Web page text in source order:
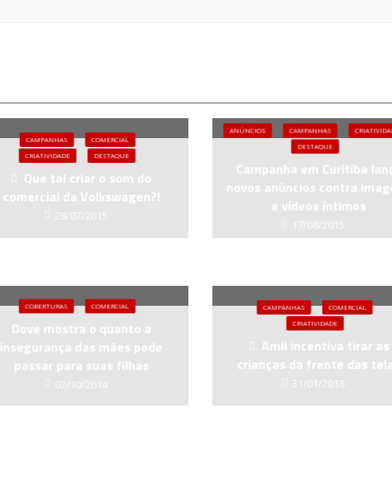
CAMPANHAS
COMERCIAL
CRIATIVIDADE
DESTAQUE
Que tal criar o som do
comercial da Volkswagen?!
28/07/2015
ANÚNCIOS CAMPANHAS
DESTAQUE
Campanha em Curitiba
novos anúncios contra
e vídeos íntimos
COBERTURAS COMERCIAL
Dove mostra o quanto a
insegurança das mães pode
passar para suas filhas
CAMPANHAS
COMERCIAL
CRIATIVIDADE
Amil incentiva tirar as
crianças da frente das
31/01/2018